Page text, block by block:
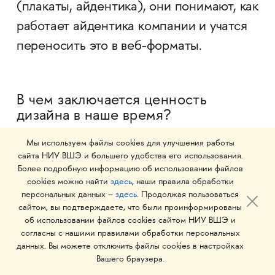
(плакаты, айдентика), они понимают, как
работает айдентика компании и учатся
переносить это в веб-форматы.
В чем заключается ценность
дизайна в наше время?
Дизайн помогает узнавать мир. Он для
живых людей — для тех, кто ищет новые
знания и впечатления. Наша
профессия — про заботу о людях и про
улучшение жизни вокруг. Для
современного человека потребность
в красивой картинке, на мой взгляд,
Мы используем файлы cookies для улучшения работы
сайта НИУ ВШЭ и большего удобства его использования.
Более подробную информацию об использовании файлов
cookies можно найти здесь, наши правила обработки
персональных данных – здесь. Продолжая пользоваться
сайтом, вы подтверждаете, что были проинформированы
об использовании файлов cookies сайтом НИУ ВШЭ и
согласны с нашими правилами обработки персональных
данных. Вы можете отключить файлы cookies в настройках
Вашего браузера.